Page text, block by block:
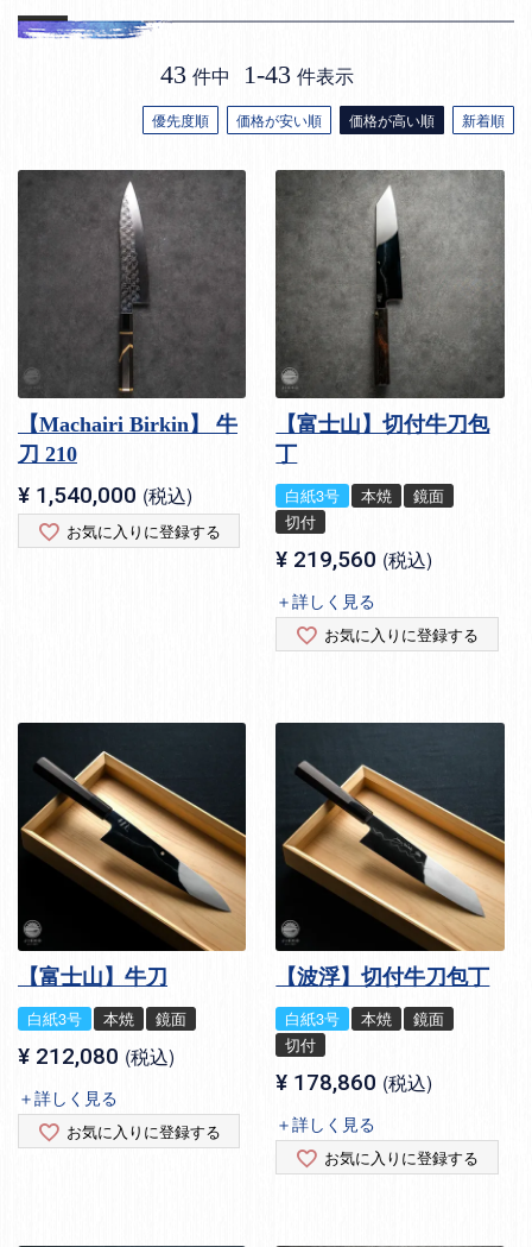
優先度順 価格が安い順 価格が高い順 新着順
43 件中 1-43 件表示
【Machairi Birkin】 牛
刀 210
¥ 1,540,000 税込
お気に入りに登録する
【富士山】切付牛刀包
丁
白紙3号 本焼
鏡面
切付
¥ 219,560 税込
＋詳しく見る
お気に入りに登録する
【富士山】牛刀
白紙3号 本焼 鏡面
¥ 212,080 税込
＋詳しく見る
お気に入りに登録する
【波浮】切付牛刀包丁
白紙3号 本焼
鏡面
切付
¥ 178,860 税込
＋詳しく見る
お気に入りに登録する